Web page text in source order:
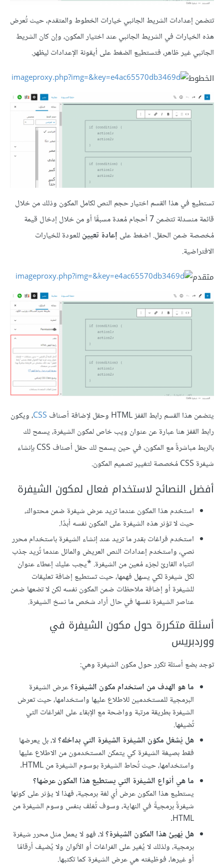
تتضمن إعدادات الشريط الجانبي خيارات الخطوط والمتقدم، حيث تُعرض
هذه الخيارات في الشريط الجانبي عند اختيار المكون، وإن كان الشريط
الجانبي غير ظاهر، فتستطيع الضغط على أيقونة الإعدادات ليظهر.
الخطوط
تستطيع في هذا القسم اختيار حجم النص لكامل المكون وذلك من خلال
قائمة منسدلة تتضمن 7 أحجام مُعدة مسبقًا أو من خلال إدخال قيمة
مُخصصة ضمن الحقل. اضغط على إعادة تعيينللعودة للخيارات
الافتراضية.
متقدم
يتضمن هذا القسم رابط القفز HTML وحقل لإضافة أصناف CSS، ويكون
رابط القفز هنا عبارة عن عنوان ويب خاص لمكون الشيفرة، يسمح لك
بالربط مباشرةً مع المكون، في حين يسمح لك حقل أصناف CSS بإنشاء
شيفرة CSS مُخصصة لتغيير تصميم المكون.
أفضل النصائح لاستخدام فعال لمكون الشيفرة
استخدم هذا المكون عندما تريد عرض شيفرة ضمن محتواك،
حيث لا تؤثر هذه الشيفرة على المكون نفسه أبدًا.
استخدم فراغات بقدر ما تريد عند إنشاء الشيفرة باستخدام محرر
نصي، واستخدم إعدادات النص العريض والمائل عندما تُريد جذب
انتباه القارئ لجزء مُعين من الشيفرة. *يجب عليك إعطاء عنوان
لكل شيفرة لكي يسهل فهمها، حيث تستطيع إضافة تعليقات
للشيفرة أو إضافة ملاحظات ضمن المكون نفسه لكن لا تضعها ضمن
عناصر الشيفرة نفسها في حال أراد شخص ما نسخ الشيفرة.
أسئلة متكررة حول مكون الشيفرة في
ووردبريس
توجد بضع أسئلة تكرر حول مكون الشيفرة وهي:
ما هو الهدف من استخدام مكون الشيفرة؟عرض الشيفرة
البرمجية للمستخدمين للاطلاع عليها واستخدامها، حيث تعرض
الشيفرة بطريقة مرتبة وواضحة مع الإبقاء على الفراغات التي
تُضيفها.
هل يُشغل مكوّن الشيفرة الشيفرة التي بداخله؟لا، بل يعرضها
فقط بصيغة الشيفرة كي يتمكن المستخدمون من الاطلاع عليها
واستخدامها، حيث تُحاط الشيفرة بوسوم الشيفرة من HTML.
ما هي أنواع الشيفرة التي يستطيع هذا المكون عرضها؟
يستطيع هذا المكون عرض أي لغة برمجية، فهذا لا يؤثر على كونها
شيفرةً برمجيةً في النهاية، وسوف تُغلف بنفس وسوم الشيفرة من
HTML.
هل يُهيئ هذا المكون الشيفرة؟لا، فهو لا يعمل مثل محرر شيفرة
برمجية، ولذلك لا يُغير على الفراغات أو الألوان ولا يُضيف أرقامًا
أو غيرها، فوظيفته هي عرض الشيفرة كما تكتبها.